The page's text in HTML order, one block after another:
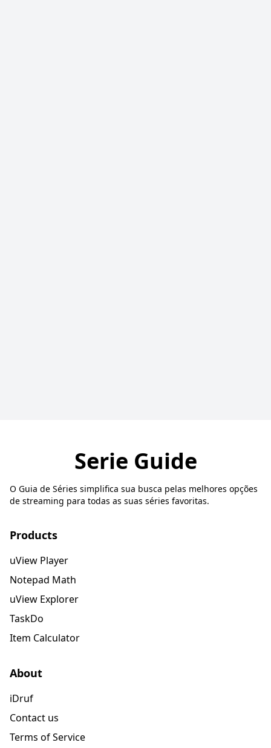
Serie Guide
O Guia de Séries simplifica sua busca pelas melhores opções
de streaming para todas as suas séries favoritas.
Products
uView Player
Notepad Math
uView Explorer
TaskDo
Item Calculator
About
iDruf
Contact us
Terms of Service